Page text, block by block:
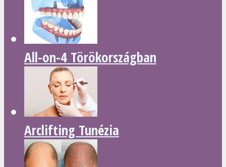
All-on-4 Törökországban
Arclifting Tunézia